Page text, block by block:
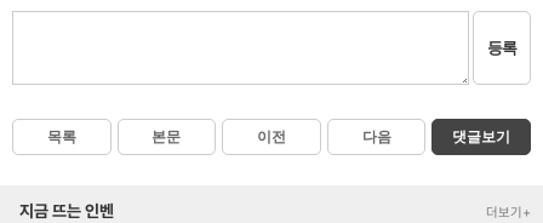
등록
목록 본문 이전 다음 댓글보기
지금 뜨는 인벤 더보기+